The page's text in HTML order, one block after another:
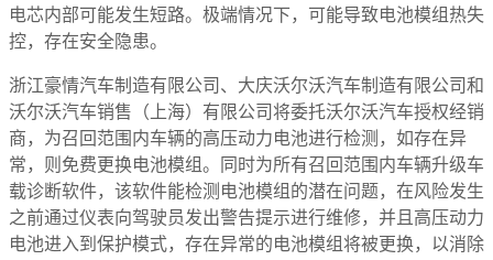
电芯内部可能发生短路。极端情况下，可能导致电池模组热失
控，存在安全隐患。
浙江豪情汽车制造有限公司、大庆沃尔沃汽车制造有限公司和
沃尔沃汽车销售（上海）有限公司将委托沃尔沃汽车授权经销
商，为召回范围内车辆的高压动力电池进行检测，如存在异
常，则免费更换电池模组。同时为所有召回范围内车辆升级车
载诊断软件，该软件能检测电池模组的潜在问题，在风险发生
之前通过仪表向驾驶员发出警告提示进行维修，并且高压动力
电池进入到保护模式，存在异常的电池模组将被更换，以消除